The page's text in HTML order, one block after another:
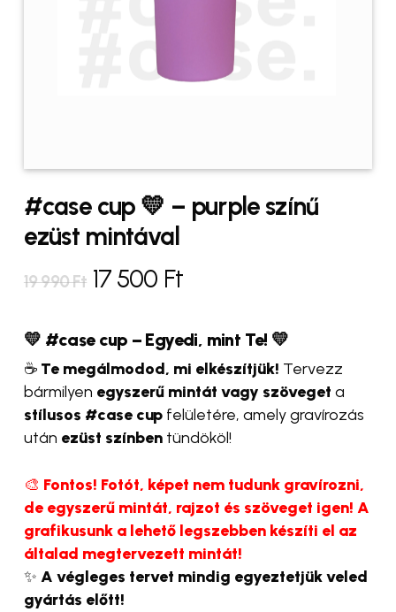
#case cup 💛 – purple színű
ezüst mintával
19 990Ft Original
was:
19
990 Ft.
17 500 FtCurrent
is:
17
500 Ft.
💛 #case cup – Egyedi, mint Te! 💛
☕ Te megálmodod, mi elkészítjük! Tervezz
bármilyen egyszerű mintát vagy szöveget a
stílusos #case cupfelületére, amely gravírozás
után ezüst színbentündököl!
🎨 Fontos! Fotót, képet nem tudunk gravírozni,
de egyszerű mintát, rajzot és szöveget igen! A
grafikusunk a lehető legszebben készíti el az
általad megtervezett mintát!
✨ A végleges tervet mindig egyeztetjük veled
gyártás előtt!
böngészőben a következő
hozzászólásomhoz.